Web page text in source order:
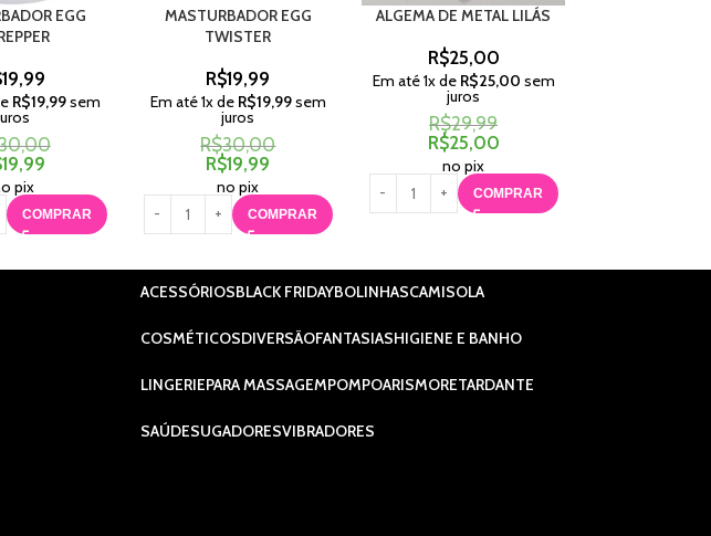
EGG
19,99
R$19,99sem
19,99
pix
COMPRAR
MASTURBADOR EGG
TWISTER
R$19,99
Em até1x de R$19,99sem
juros
R$30,00
R$19,99
no pix
COMPRAR
ALGEMA DE METAL LILÁS
R$25,00
Em até1x de R$25,00 sem
juros
R$29,99
R$25,00
no pix
COMPRAR
ACESSÓRIOSBLACK FRIDAYBOLINHASCAMISOLA
COSMÉTICOSDIVERSÃOFANTASIASHIGIENE E BANHO
LINGERIEPARA MASSAGEMPOMPOARISMORETARDANTE
SAÚDESUGADORESVIBRADORES